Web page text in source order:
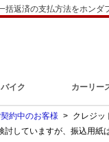
括返済の支払方法をホン
バイク カーリー
約中のお客様 > クレジッ
していますが、振込用紙